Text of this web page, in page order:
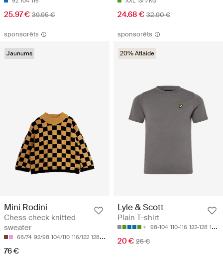
25.97 € 39.95 € 24.68 € 32.90 €
sponsorēts
Jaunums
Mini Rodini
Chess check knitted
sweater
68/74 92/98 104/110 116/122 128/134
76 €
sponsorēts
20% Atlaide
Lyle & Scott
Plain T-shirt
98-104 110-116 122-128 128-134
20 € 25 €